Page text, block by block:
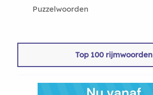
Puzzelwoorden
Top 100 rijmwoorden